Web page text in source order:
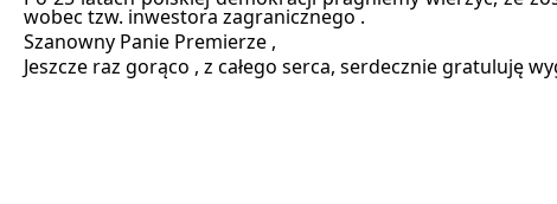
wobec tzw. inwestora zagranicznego .
Szanowny Panie Premierze ,
Jeszcze raz gorąco , z całego serca, serdecznie gratuluję